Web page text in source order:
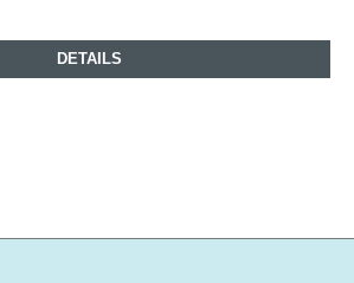
DETAILS